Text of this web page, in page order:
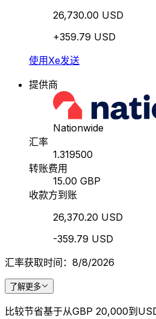
26,730.00 USD
+359.79 USD
使用Xe发送
提供商
Nationwide
汇率
1.319500
转账费用
15.00 GBP
收款方到账
26,370.20 USD
-359.79 USD
汇率获取时间：8/8/2026
了解更多
比较节省基于从GBP 20,000到